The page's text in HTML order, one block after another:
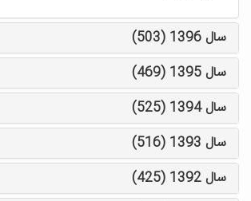
سال 1396 (503)
سال 1395 (469)
سال 1394 (525)
سال 1393 (516)
سال 1392 (425)